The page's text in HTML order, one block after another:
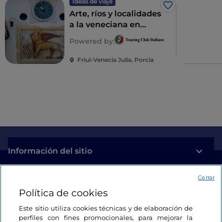
Me gusta
Arte, ríos y localidades
a la veneciana en
tierra firme
Powered by:
Friul-Venecia Julia, Porcia
Información del sitio
Acceso
Política de cookies
Este sitio utiliza cookies técnicas y de elaboración de
perfiles con fines promocionales, para mejorar la
Cerrar